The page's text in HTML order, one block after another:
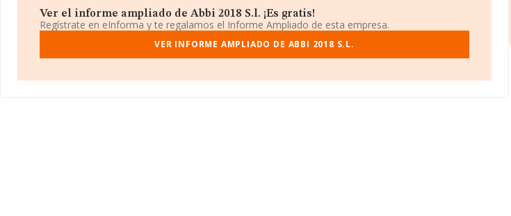
En base a la información de la que dispone INFORMA sobre 13.870 compañías, a nivel nacional la
facturación asciende a 4.510 millones de euros y el promedio de la facturación de ventas entre todas las
compañías asciende a los 325 mil euros. Para aportar ulterior información de interés en el ámbito
sectorial, la media de empleados de las empresas es de 3; la media de antigüedad desde la constitución
Ver el informe ampliado de Abbi 2018 S.l. ¡Es gratis!
Regístrate en eInforma y te regalamos el Informe Ampliado de esta empresa.
VER INFORME AMPLIADO DE ABBI 2018 S.L.